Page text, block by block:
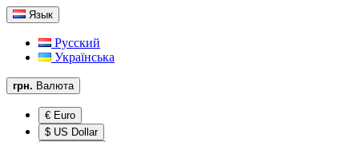
Язык
Русский
Українська
грн. Валюта
€ Euro
$ US Dollar